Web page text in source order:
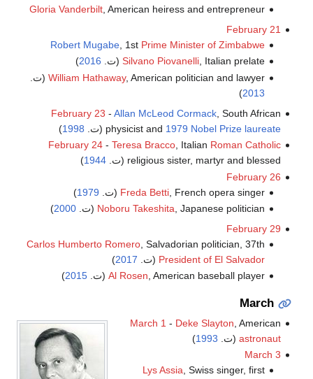
Gloria Vanderbilt , American heiress and entrepreneur
February 21
Robert Mugabe , 1st Prime Minister of Zimbabwe
Silvano Piovanelli, Italian prelate (ت. 2016
)
William Hathaway, American politician and lawyer (ت.
2013
)
February 23 - Allan McLeod Cormack, South African
physicist and 1979 Nobel Prize laureate (ت. 1998
)
February 24- Teresa Bracco, Italian Roman Catholic
religious sister, martyr and blessed (ت.
1944
)
February 26
Freda Betti , French opera singer (ت. 1979
)
Noboru Takeshita , Japanese politician (ت. 2000
)
February 29
Carlos Humberto Romero , Salvadorian politician, 37th
President of El Salvador (ت. 2017
)
Al Rosen, American baseball player (ت. 2015
)
March
March 1 - Deke Slayton , American
astronaut (ت. 1993
)
March 3
Lys Assia, Swiss singer, first